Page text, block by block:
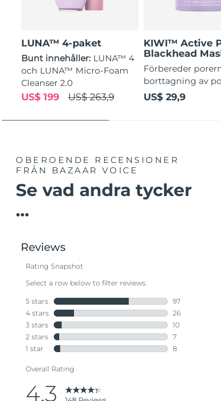
LUNA™ 4-paket
Bunt innehåller: LUNA™ 4
och LUNA™ Micro-Foam
Cleanser 2.0
US$ 263,9
US$ 199
KIWI™ Active
Blackhead
Förbereder
borttagning av
US$ 29,9
OBEROENDE RECENSIONER
FRÅN BAZAAR VOICE
Se vad andra tycker
...